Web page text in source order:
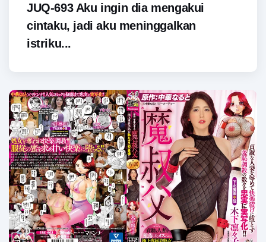
JUQ-693 Aku ingin dia mengakui
cintaku, jadi aku meninggalkan
istriku...